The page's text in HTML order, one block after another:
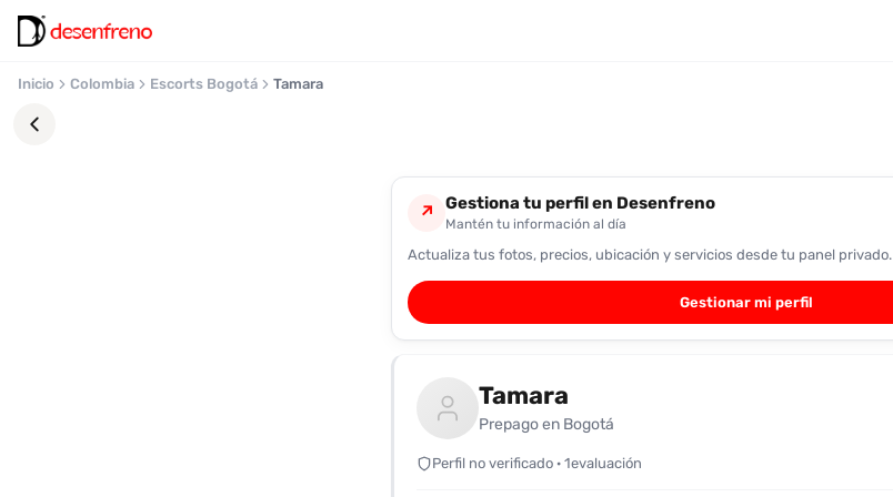
Inicio Colombia Escorts Bogotá Tamara
↗ Gestiona tu perfil en Desenfreno
Mantén tu información al día
Actualiza tus fotos, precios, ubicación y servicios desde tu panel privado.
Gestionar mi perfil
Tamara
Prepago en Bogotá
Perfil no verificado · 1evaluación